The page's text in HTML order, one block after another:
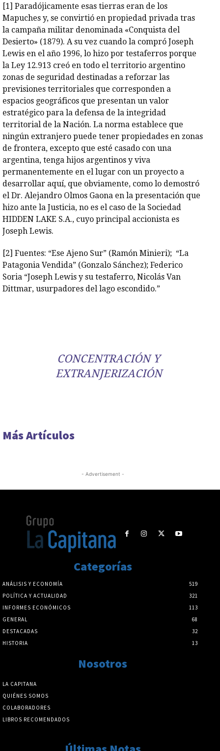
[1] Paradójicamente esas tierras eran de los
Mapuches y, se convirtió en propiedad privada tras
la campaña militar denominada «Conquista del
Desierto» (1879). A su vez cuando la compró Joseph
Lewis en el año 1996, lo hizo por testaferros porque
la Ley 12.913 creó en todo el territorio argentino
zonas de seguridad destinadas a reforzar las
previsiones territoriales que corresponden a
espacios geográficos que presentan un valor
estratégico para la defensa de la integridad
territorial de la Nación. La norma establece que
ningún extranjero puede tener propiedades en zonas
de frontera, excepto que esté casado con una
argentina, tenga hijos argentinos y viva
permanentemente en el lugar con un proyecto a
desarrollar aquí, que obviamente, como lo demostró
el Dr. Alejandro Olmos Gaona en la presentación que
hizo ante la Justicia, no es el caso de la Sociedad
HIDDEN LAKE S.A., cuyo principal accionista es
Joseph Lewis.
[2] Fuentes: “Ese Ajeno Sur” (Ramón Minieri); “La
Patagonia Vendida” (Gonzalo Sánchez); Federico
Soria “Joseph Lewis y su testaferro, Nicolás Van
Dittmar, usurpadores del lago escondido.”
CONCENTRACIÓN Y
EXTRANJERIZACIÓN
Más Artículos
- Advertisement -
Categorías
ANÁLISIS Y ECONOMÍA
519
POLÍTICA Y ACTUALIDAD
321
INFORMES ECONÓMICOS
113
GENERAL
68
DESTACADAS
32
HISTORIA
13
Nosotros
LA CAPITANA
QUIÉNES SOMOS
COLABORADORES
LIBROS RECOMENDADOS